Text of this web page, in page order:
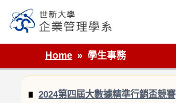
content
世新大學企業管理學系
Home
學生事務
2024第四屆大數據精準行銷盃競賽